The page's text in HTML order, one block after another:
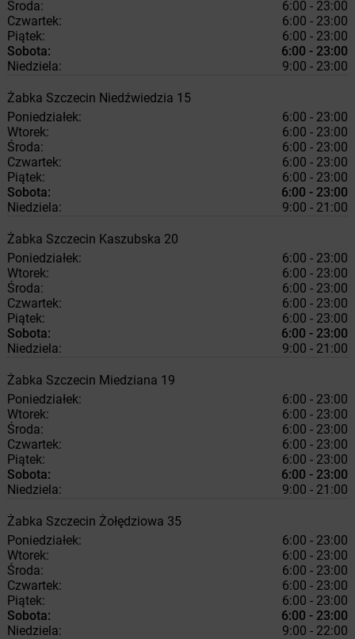
Środa:
6:00 - 23:00
Czwartek:
6:00 - 23:00
Piątek:
6:00 - 23:00
Sobota:
6:00 - 23:00
Niedziela:
9:00 - 23:00
Żabka Szczecin Niedźwiedzia 15
Poniedziałek:
6:00 - 23:00
Wtorek:
6:00 - 23:00
Środa:
6:00 - 23:00
Czwartek:
6:00 - 23:00
Piątek:
6:00 - 23:00
Sobota:
6:00 - 23:00
Niedziela:
9:00 - 21:00
Żabka Szczecin Kaszubska 20
Poniedziałek:
6:00 - 23:00
Wtorek:
6:00 - 23:00
Środa:
6:00 - 23:00
Czwartek:
6:00 - 23:00
Piątek:
6:00 - 23:00
Sobota:
6:00 - 23:00
Niedziela:
9:00 - 21:00
Żabka Szczecin Miedziana 19
Poniedziałek:
6:00 - 23:00
Wtorek:
6:00 - 23:00
Środa:
6:00 - 23:00
Czwartek:
6:00 - 23:00
Piątek:
6:00 - 23:00
Sobota:
6:00 - 23:00
Niedziela:
9:00 - 21:00
Żabka Szczecin Żołędziowa 35
Poniedziałek:
6:00 - 23:00
Wtorek:
6:00 - 23:00
Środa:
6:00 - 23:00
Czwartek:
6:00 - 23:00
Piątek:
6:00 - 23:00
Sobota:
6:00 - 23:00
Niedziela:
9:00 - 22:00